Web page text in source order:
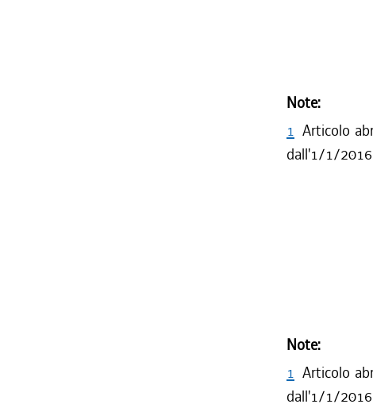
Note:
1 Articolo
dall'1/1/
Note:
1 Articolo
dall'1/1/